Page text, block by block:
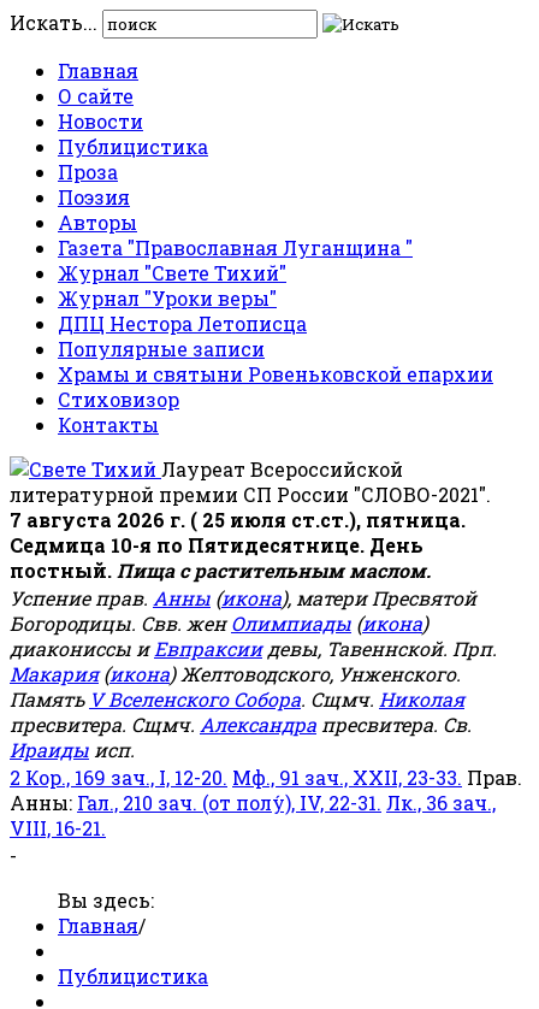
Искать...
Главная
О сайте
Новости
Публицистика
Проза
Поэзия
Авторы
Газета "Православная Луганщина "
Журнал "Свете Тихий"
Журнал "Уроки веры"
ДПЦ Нестора Летописца
Популярные записи
Храмы и святыни Ровеньковской епархии
Стиховизор
Контакты
Лауреат Всероссийской
литературной премии СП России "СЛОВО-2021".
7 августа 2026 г. ( 25 июля ст.ст.), пятница.
Седмица 10-я по Пятидесятнице. День
постный. Пища с растительным маслом.
Успение прав. Анны (икона), матери Пресвятой
Богородицы. Свв. женОлимпиады (икона)
диакониссы иЕвпраксиидевы, Тавеннской. Прп.
Макария(икона) Желтоводского, Унженского.
Память V Вселенского Собора. Сщмч. Николая
пресвитера. Сщмч. Александра пресвитера. Св.
Ираиды исп.
2 Кор., 169 зач., I, 12-20. Мф., 91 зач., XXII, 23-33. Прав.
Анны: Гал., 210 зач. (от полу́), IV, 22-31. Лк., 36 зач.,
VIII, 16-21.
-
Вы здесь:
Главная/
Публицистика